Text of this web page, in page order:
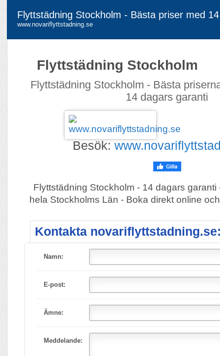
Flyttstädning Stockholm - Bästa priser med
www.novariflyttstadning.se
Flyttstädning Stockholm
Flyttstädning Stockholm - Bästa
14 dagars garanti
Besök:
Flyttstädning Stockholm - 14 dagars garanti
hela Stockholms Län - Boka direkt online
Kontakta
Namn:
E-post:
Ämne:
Meddelande: